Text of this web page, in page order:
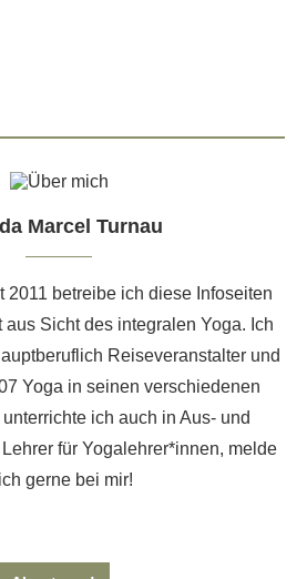
Marcel Turnau
2011 betreibe ich diese Infoseiten
Sicht des integralen Yoga. Ich
Reiseveranstalter und
Yoga in seinen verschiedenen
ich auch in Aus- und
für Yogalehrer*innen, melde
gerne bei mir!